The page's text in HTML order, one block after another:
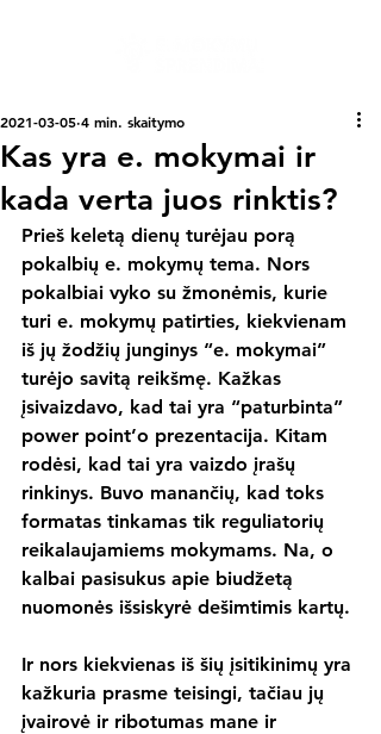
Kas yra e. mokymai ir
kada verta juos rinktis?
2021-03-05 4 min. skaitymo
Prieš keletą dienų turėjau porą
pokalbių e. mokymų tema. Nors
pokalbiai vyko su žmonėmis, kurie
turi e. mokymų patirties, kiekvienam
iš jų žodžių junginys “e. mokymai”
turėjo savitą reikšmę. Kažkas
įsivaizdavo, kad tai yra “paturbinta”
power point’o prezentacija. Kitam
rodėsi, kad tai yra vaizdo įrašų
rinkinys. Buvo manančių, kad toks
formatas tinkamas tik reguliatorių
reikalaujamiems mokymams. Na, o
kalbai pasisukus apie biudžetą
nuomonės išsiskyrė dešimtimis kartų.
Ir nors kiekvienas iš šių įsitikinimų yra
kažkuria prasme teisingi, tačiau jų
įvairovė ir ribotumas mane ir